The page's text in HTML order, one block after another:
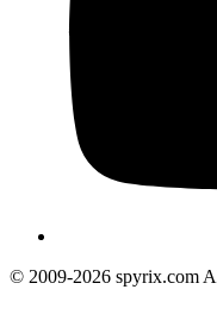
© 2009-2026 spyrix.com